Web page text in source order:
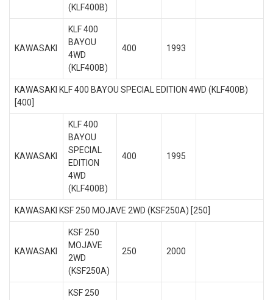
(KLF400B)
KAWASAKI
KLF 400
BAYOU
4WD
(KLF400B)
400 1993
KAWASAKI KLF 400 BAYOU SPECIAL EDITION 4WD (KLF400B)
[400]
KAWASAKI
KLF 400
BAYOU
SPECIAL
EDITION
4WD
(KLF400B)
400 1995
KAWASAKI KSF 250 MOJAVE 2WD (KSF250A) [250]
KAWASAKI
KSF 250
MOJAVE
2WD
(KSF250A)
250 2000
KSF 250